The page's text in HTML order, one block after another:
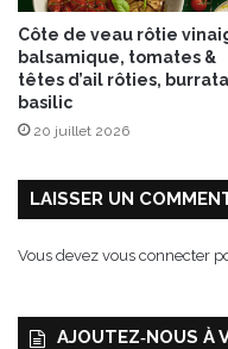
Côte de veau rôtie
balsamique, tomates &
têtes d’ail rôties,
basilic
20 juillet 2026
LAISSER UN
Vous devez vous connecter
AJOUTEZ‑NOUS À